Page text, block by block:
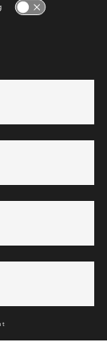
nieuws en
ons op
09:00 uur weer